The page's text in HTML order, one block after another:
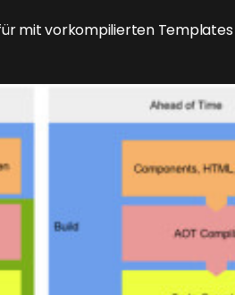
mit vorkompilierten Templates